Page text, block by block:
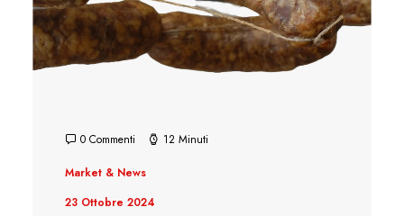
0 Commenti 12 Minuti
Market & News
23 Ottobre 2024